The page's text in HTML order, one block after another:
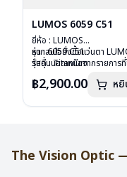
LUMOS 6059 C51
ยี่ห้อ : LUMOS
รุ่น : 6059 C51
วัสดุ : Titanium
บานพับ : ไม่มีสปริง
อุปกรณ์ : กล่องแว่น , ผ้าเช็
หากสนใจสั่งชื้อแว่นตา
รุ่นอื่นนอกเหนือจากรายการที่
฿2,900.00 หยิ
The Vision Optic